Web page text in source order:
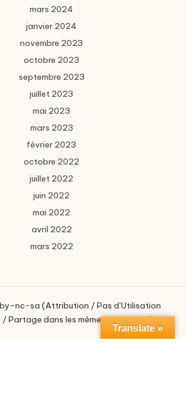
mars 2024
janvier 2024
novembre 2023
octobre 2023
septembre 2023
juillet 2023
mai 2023
mars 2023
février 2023
octobre 2022
juillet 2022
juin 2022
mai 2022
avril 2022
mars 2022
nc-sa (Attribution / Pas d’Utilisation
/ Partage dans les mêmes conditions)
Translate »